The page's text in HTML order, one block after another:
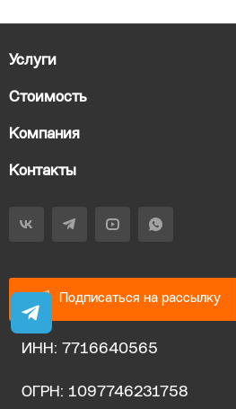
Услуги
Стоимость
Компания
Контакты
Подписаться на рассылку
ИНН: 7716640565
ОГРН: 1097746231758